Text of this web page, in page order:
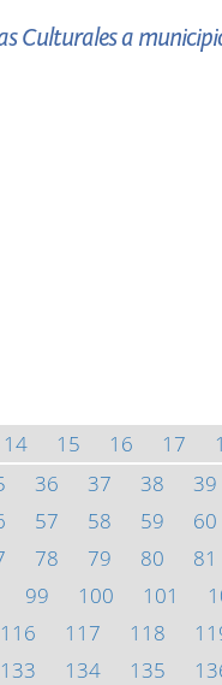
Culturales a
14 15 16 17
36 37 38 39
57 58 59 60
78 79 80 81
99 100 101
116 117 118
133 134 135